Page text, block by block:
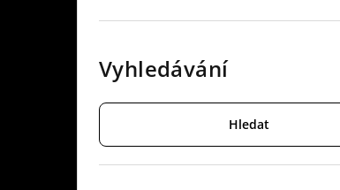
Vyhledávání
Hledat